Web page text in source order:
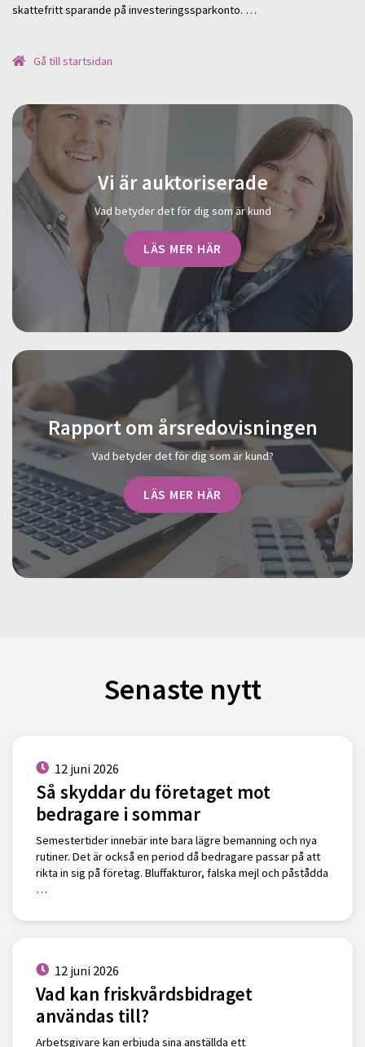
skattefritt sparande på investeringssparkonto. …
Gå till startsidan
Vi är auktoriserade
Vad betyder det för dig som är kund
LÄS MER HÄR
Rapport om årsredovisningen
Vad betyder det för dig som är kund?
LÄS MER HÄR
Senaste nytt
12 juni 2026
Så skyddar du företaget mot
bedragare i sommar
Semestertider innebär inte bara lägre bemanning och nya
rutiner. Det är också en period då bedragare passar på att
rikta in sig på företag. Bluffakturor, falska mejl och påstådda
…
12 juni 2026
Vad kan friskvårdsbidraget
användas till?
Arbetsgivare kan erbjuda sina anställda ett